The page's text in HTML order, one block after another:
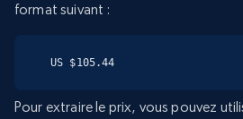
format suivant :
US $105.44
Pour extraire le prix, vous pouvez